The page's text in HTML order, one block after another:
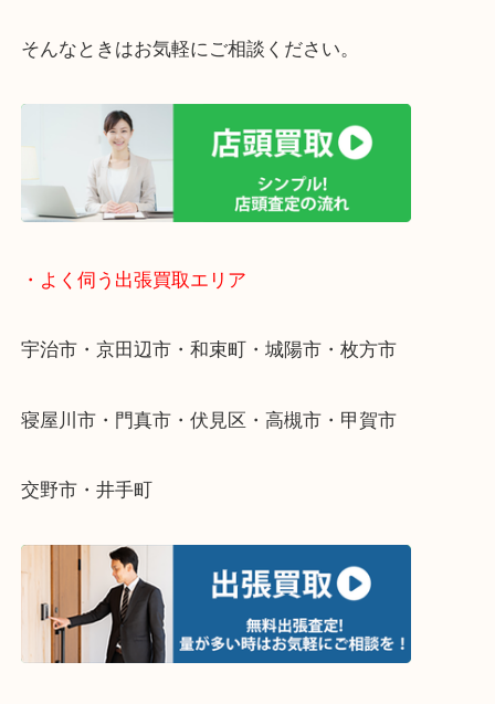
終活・遺品整理・生前整理・断捨離・引っ越し
物を整理するケースは年々増えています。
・よく伺う出張買取エリア